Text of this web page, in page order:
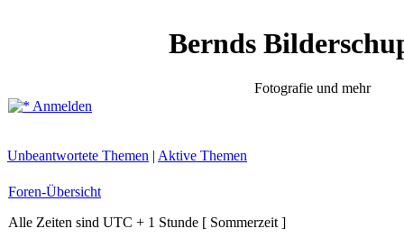
Bernds
Fotografie und mehr
Anmelden
Unbeantwortete Themen | Aktive Themen
Foren-Übersicht
Alle Zeiten sind UTC + 1 Stunde [ Sommerzeit ]